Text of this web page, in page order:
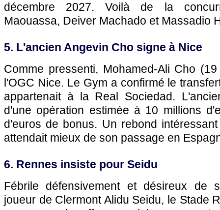
décembre 2027. Voilà de la
Maouassa, Deiver Machado et Massadio
5. L'ancien Angevin Cho signe à Nice
Comme pressenti, Mohamed-Ali Cho
l'OGC Nice. Le Gym a confirmé le
appartenait à la Real Sociedad.
d'une opération estimée à 10 millions
d'euros de bonus. Un rebond
attendait mieux de son passage en
6. Rennes insiste pour Seidu
Fébrile défensivement et désireux de
joueur de Clermont Alidu Seidu, le Stade